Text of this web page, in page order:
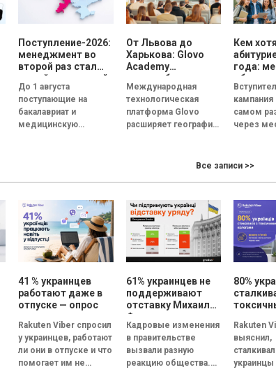
Поступление-2026:
менеджмент во
второй раз стал
самой популярной
специальностью, а
количество
заявлений —
рекордным за
До 1 августа
поступающие на
бакалавриат и
медицинскую
От Львова до
Харькова: Glovo
Academy
масштабирует
образовательную
программу по
поддержке
украинского
Международная
технологическая
платформа Glovo
расширяет географию
Academy в Украине.
и среднему бизнесу
(МСБ)
адаптироваться...
Кем
года:
вуз
кампания
самом
через
поступили
Все записи >>
41 % украинцев
работают даже в
отпуске — опрос
Rakuten Viber спросил
у украинцев, работают
ли они в отпуске и что
помогает им не
61% украинцев не
поддерживают
отставку Михаила
Федорова – опрос
Gradus
Кадровые изменения
в правительстве
вызвали разную
реакцию общества.
80%
каждый
ищет
— опрос
Rakuten
выяснил,
украинцы